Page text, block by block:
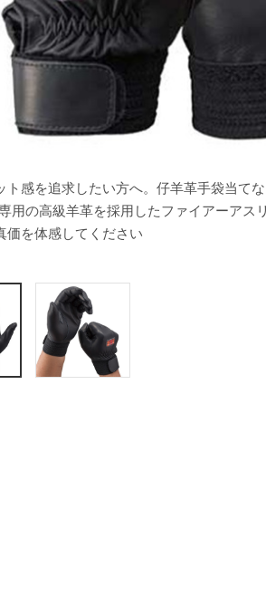
ト感を追求したい方へ。仔羊革手袋当て
用の高級羊革を採用したファイアーアス
価を体感してください